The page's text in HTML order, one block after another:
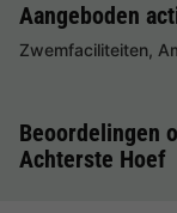
Aangeboden
Zwemfaciliteiten,
Beoordelingen
Achterste Hoef